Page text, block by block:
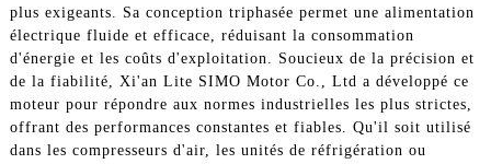
plus exigeants. Sa conception triphasée permet une alimentation
électrique fluide et efficace, réduisant la consommation
d'énergie et les coûts d'exploitation. Soucieux de la précision et
de la fiabilité, Xi'an Lite SIMO Motor Co., Ltd a développé ce
moteur pour répondre aux normes industrielles les plus strictes,
offrant des performances constantes et fiables. Qu'il soit utilisé
dans les compresseurs d'air, les unités de réfrigération ou